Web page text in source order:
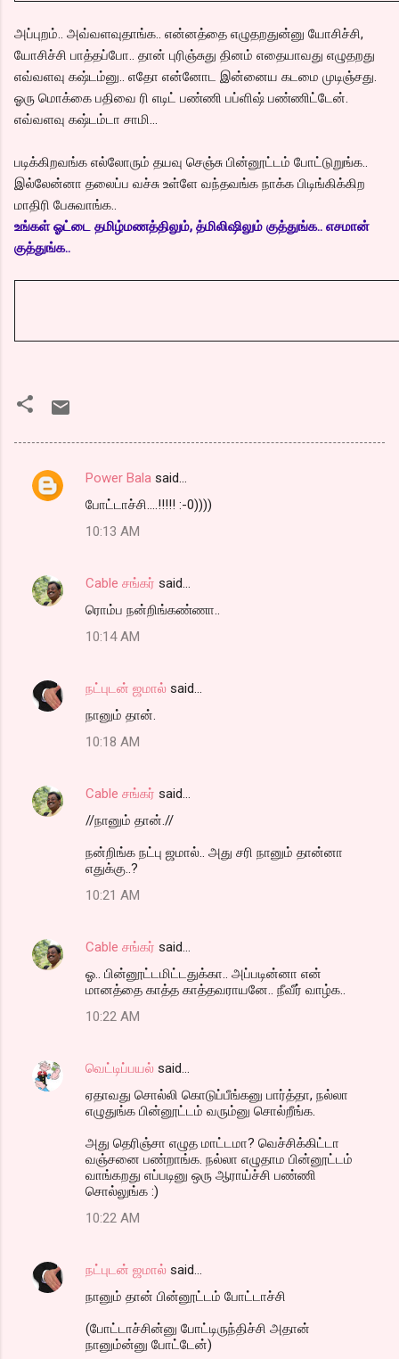
அப்புறம்.. அவ்வளவுதாங்க.. என்னத்தை எழுதறதுன்னு யோசிச்சி,
யோசிச்சி பாத்தப்போ.. தான் புரிஞ்சுது தினம் எதையாவது எழுதறது
எவ்வளவு கஷ்டம்னு.. எதோ என்னோட இன்னைய கடமை முடிஞ்சது.
ஓரு மொக்கை பதிவை ரி எடிட் பண்ணி பப்ளிஷ் பண்ணிட்டேன்.
எவ்வளவு கஷ்டம்டா சாமி...
படிக்கிறவங்க எல்லோரும் தயவு செஞ்சு பின்னூட்டம் போட்டுறுங்க..
இல்லேன்னா தலைப்ப வச்சு உள்ளே வந்தவங்க நாக்க பிடிங்கிக்கிற
மாதிரி பேசுவாங்க..
உங்கள் ஓட்டை தமிழ்மணத்திலும், த்மிலிஷிலும் குத்துங்க.. எசமான்
குத்துங்க..
C
e
Power Bala said…
போட்டாச்சி....!!!!! :-0))))
10:13 AM
Cable சங்கர் said…
ரொம்ப நன்றிங்கண்ணா..
10:14 AM
நட்புடன் ஜமால் said…
நானும் தான்.
10:18 AM
Cable சங்கர் said…
//நானும் தான்.//
நன்றிங்க நட்பு ஜமால்.. அது சரி நானும் தான்னா
எதுக்கு..?
10:21 AM
Cable சங்கர் said…
ஓ.. பின்னூட்டமிட்டதுக்கா.. அப்படின்னா என்
மானத்தை காத்த காத்தவராயனே.. நீவீர் வாழ்க..
10:22 AM
வெட்டிப்பயல் said…
ஏதாவது சொல்லி கொடுப்பீங்கனு பார்த்தா, நல்லா
எழுதுங்க பின்னூட்டம் வரும்னு சொல்றீங்க.
அது தெரிஞ்சா எழுத மாட்டமா? வெச்சிக்கிட்டா
வஞ்சனை பண்றாங்க. நல்லா எழுதாம பின்னூட்டம்
வாங்கறது எப்படினு ஒரு ஆராய்ச்சி பண்ணி
சொல்லுங்க :)
10:22 AM
நட்புடன் ஜமால் said…
நானும் தான் பின்னூட்டம் போட்டாச்சி
(போட்டாச்சின்னு போட்டிருந்திச்சி அதான்
நானும்ன்னு போட்டேன்)